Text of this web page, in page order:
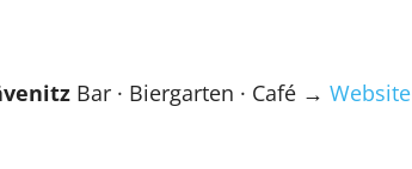
Bar · Biergarten · Café → Website